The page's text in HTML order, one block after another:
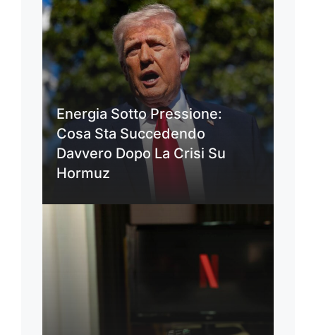
Energia Sotto Pressione:
Cosa Sta Succedendo
Davvero Dopo La Crisi Su
Hormuz